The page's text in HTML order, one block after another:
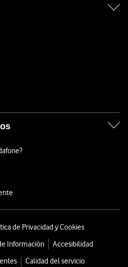
de Privacidad y Cookies
Información
Accesibilidad
Calidad del servicio